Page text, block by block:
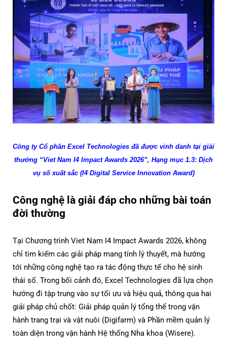
Công ty Cổ phần Excel Technologies đã được vinh danh tại giải
thưởng “Viet Nam I4 Impact Awards 2026”, Hạng mục 1.3: Dịch
vụ số xuất sắc (I4 Digital Service Innovation Award)
Công nghệ là giải đáp cho những bài toán
đời thường
Tại Chương trình Viet Nam I4 Impact Awards 2026, không
chỉ tìm kiếm các giải pháp mang tính lý thuyết, mà hướng
tới những công nghệ tạo ra tác động thực tế cho hệ sinh
thái số. Trong bối cảnh đó, Excel Technologies đã lựa chọn
hướng đi tập trung vào sự tối ưu và hiệu quả, thông qua hai
giải pháp chủ chốt: Giải pháp quản lý tổng thể trong vận
hành trang trại và vật nuôi (Digifarm) và Phần mềm quản lý
toàn diện trong vận hành Hệ thống Nha khoa (Wisere).